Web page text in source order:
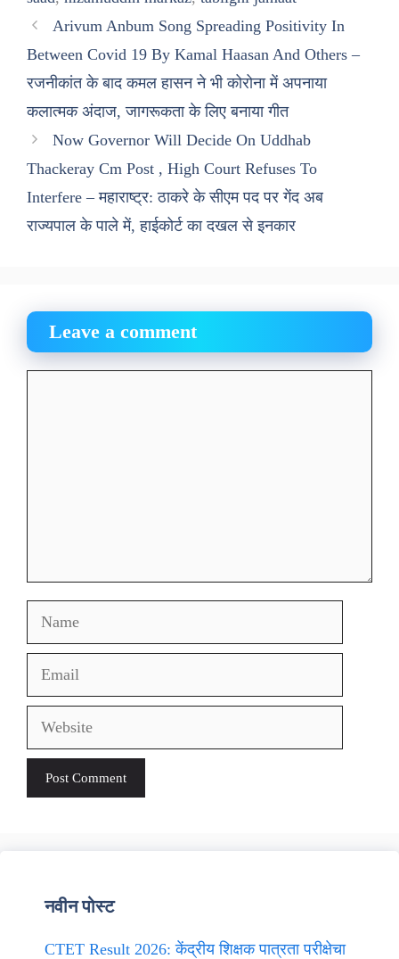
Arivum Anbum Song Spreading Positivity In
Between Covid 19 By Kamal Haasan And Others –
रजनीकांत के बाद कमल हासन ने भी कोरोना में अपनाया
कलात्मक अंदाज, जागरूकता के लिए बनाया गीत
Now Governor Will Decide On Uddhab
Thackeray Cm Post , High Court Refuses To
Interfere – महाराष्ट्र: ठाकरे के सीएम पद पर गेंद अब
राज्यपाल के पाले में, हाईकोर्ट का दखल से इनकार
Leave a comment
Name
Email
Website
नवीन पोस्ट
CTET Result 2026: केंद्रीय शिक्षक पात्रता परीक्षेचा